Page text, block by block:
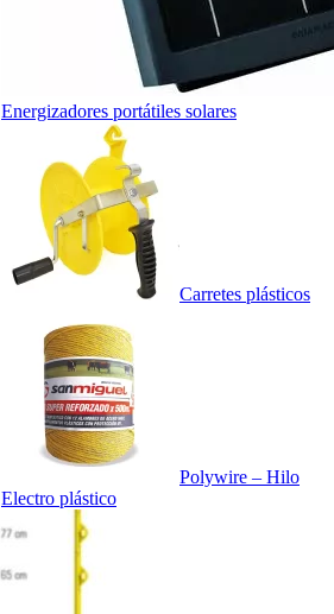
Energizadores portátiles solares
Carretes plásticos
Polywire – Hilo
Electro plástico